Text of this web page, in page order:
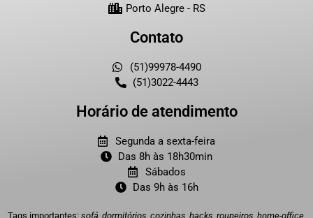
Porto Alegre - RS
Contato
(51)99978-4490
(51)3022-4443
Horário de atendimento
Segunda a sexta-feira
Das 8h às 18h30min
Sábados
Das 9h às 16h
Tags importantes: sofá, dormitórios, cozinhas, hacks, roupeiros, home-office,